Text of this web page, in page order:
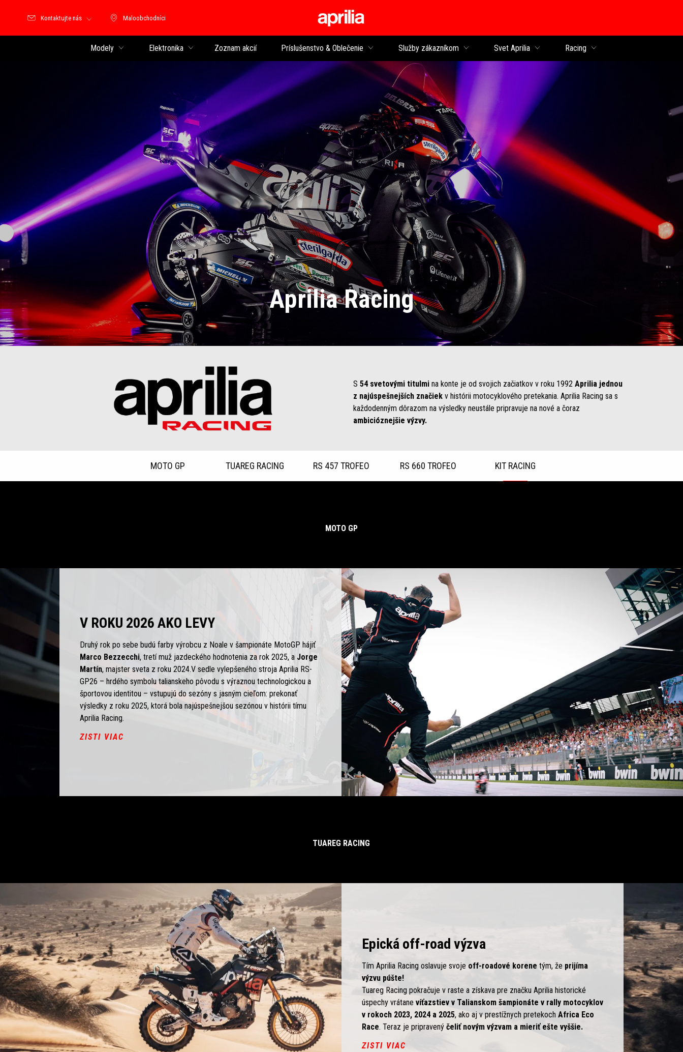
Maloobchodníci
Maloobchodníci
Kontaktujte nás
Modely Elektronika Zoznam akcií Príslušenstvo & Oblečenie Služby zákazníkom Svet Aprilia Racing
Aprilia Racing
S54 svetovými titulmi na konte je od svojich začiatkov v roku 1992Aprilia jednou
z najúspešnejších značiek v histórii motocyklového pretekania. Aprilia Racing sa s
každodenným dôrazom na výsledky neustále pripravuje na nové a čoraz
ambicióznejšie výzvy.
MOTO GP TUAREG RACING RS 457 TROFEO RS 660 TROFEO KIT RACING
Item
MOTO GP
V ROKU 2026 AKO LEVY
Druhý rok po sebe budú farby výrobcu z Noale v šampionáte MotoGP hájiť
Marco Bezzecchi, tretí muž jazdeckého hodnotenia za rok 2025, a Jorge
Martín, majster sveta z roku 2024.V sedle vylepšeného stroja Aprilia RS-
GP26 – hrdého symbolu talianskeho pôvodu s výraznou technologickou a
športovou identitou – vstupujú do sezóny s jasným cieľom: prekonať
výsledky z roku 2025, ktorá bola najúspešnejšou sezónou v histórii tímu
Aprilia Racing.
ZISTI VIAC
TUAREG RACING
Epická off-road výzva
Tím Aprilia Racing oslavuje svoje off-roadové korene tým, že prijíma
výzvu púšte!
Tuareg Racing pokračuje v raste a získava pre značku Aprilia historické
úspechy vrátane víťazstiev v Talianskom šampionáte v rally motocyklov
v rokoch 2023, 2024 a 2025, ako aj v prestížnych pretekoch Africa Eco
Race. Teraz je pripravený čeliť novým výzvam a mieriť ešte vyššie.
ZISTI VIAC